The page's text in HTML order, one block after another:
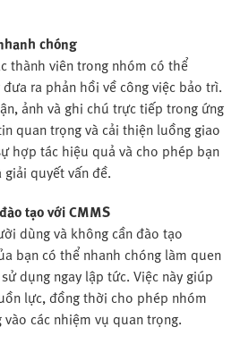
chóng
thành viên trong nhóm có thể
ra phản hồi về công việc bảo trì.
ảnh và ghi chú trực tiếp trong ứng
quan trọng và cải thiện luồng giao
hợp tác hiệu quả và cho phép bạn
quyết vấn đề.
tạo với CMMS
dùng và không cần đào tạo
bạn có thể nhanh chóng làm quen
dụng ngay lập tức. Việc này giúp
lực, đồng thời cho phép nhóm
các nhiệm vụ quan trọng.